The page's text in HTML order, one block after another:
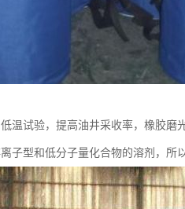
温试验，提高油井采收率，橡胶磨
子型和低分子量化合物的溶剂，所